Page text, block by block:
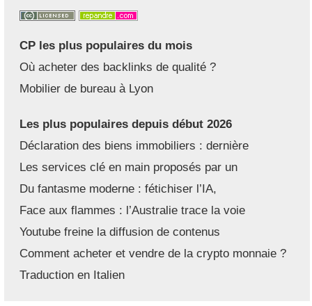
CP les plus populaires du mois
Où acheter des backlinks de qualité ?
Mobilier de bureau à Lyon
Les plus populaires depuis début 2026
Déclaration des biens immobiliers : dernière
Les services clé en main proposés par un
Du fantasme moderne : fétichiser l’IA,
Face aux flammes : l’Australie trace la voie
Youtube freine la diffusion de contenus
Comment acheter et vendre de la crypto monnaie ?
Traduction en Italien